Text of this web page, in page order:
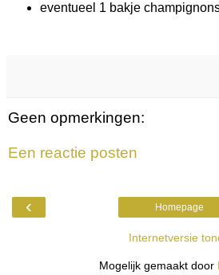
eventueel 1 bakje
Geen opmerkingen:
Een reactie posten
‹ Homepage
Internetversie
Mogelijk gemaakt door